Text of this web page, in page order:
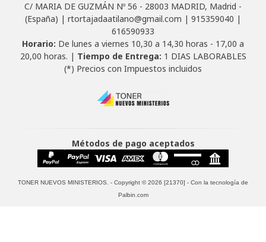
C/ MARIA DE GUZMÁN Nº 56 - 28003 MADRID, Madrid -
(España) | rtortajadaatilano@gmail.com | 915359040 |
616590933
Horario: De lunes a viernes 10,30 a 14,30 horas - 17,00 a
20,00 horas. | Tiempo de Entrega: 1 DIAS LABORABLES
(*) Precios con Impuestos incluidos
Métodos de pago aceptados
TONER NUEVOS MINISTERIOS. - Copyright © 2026 [21370] - Con la tecnología de
Palbin.com